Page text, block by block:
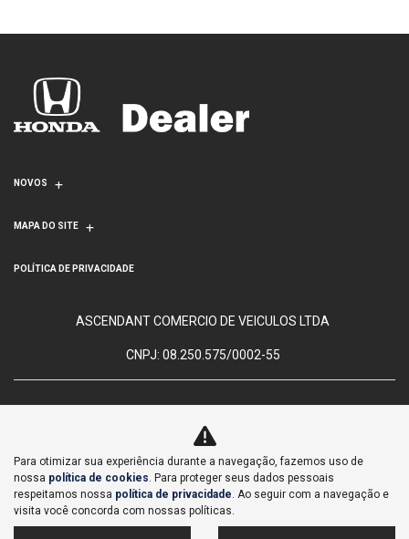
NOVOS
MAPA DO SITE
POLÍTICA DE PRIVACIDADE
ASCENDANT COMERCIO DE VEICULOS LTDA
CNPJ: 08.250.575/0002-55
No trânsito, enxergar o outro
salva vidas.
Para otimizar sua experiência durante a navegação, fazemos uso de
nossa política de cookies. Para proteger seus dados pessoais
respeitamos nossa política de privacidade. Ao seguir com a navegação e
visita você concorda com nossas políticas.